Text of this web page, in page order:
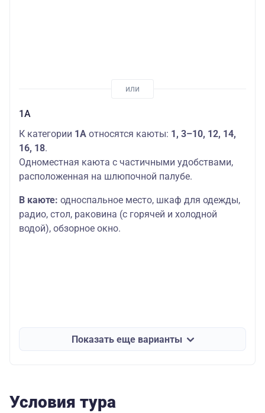
1А
К категории 1А относятся каюты: 1, 3–10, 12, 14,
16, 18.
Одноместная каюта с частичными удобствами,
расположенная на шлюпочной палубе.
В каюте: односпальное место, шкаф для одежды,
радио, стол, раковина (с горячей и холодной
водой), обзорное окно.
Показать еще варианты
Условия тура